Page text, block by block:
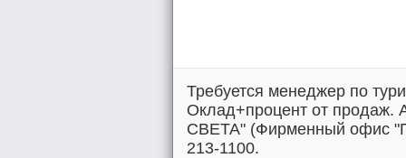
Требуется менеджер по
Оклад+процент от продаж.
СВЕТА" (Фирменный офис
213-1100.